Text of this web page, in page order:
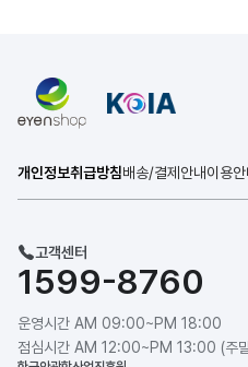
개인정보취급방침배송/결제안내이용안
고객센터
1599-8760
운영시간 AM 09:00~PM 18:00
점심시간 AM 12:00~PM 13:00 (주